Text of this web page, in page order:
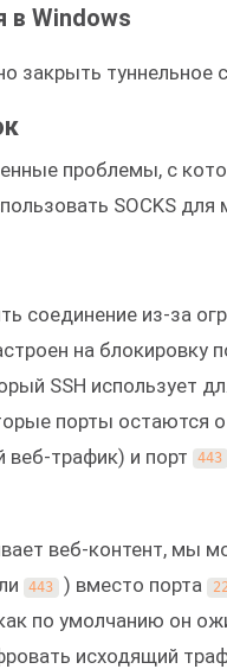
в Windows
закрыть туннельное
проблемы, с
SOCKS
соединение из-за
на блокировку
SSH использует
порты остаются
трафик) и порт 443
веб-контент, мы
443 ) вместо порта
по умолчанию он
исходящий